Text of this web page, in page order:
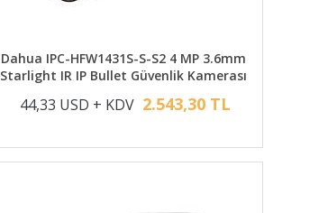
Dahua IPC-HFW1431S-S-S2 4 MP 3.6mm
Starlight IR IP Bullet Güvenlik Kamerası
44,33 USD + KDV 2.543,30 TL